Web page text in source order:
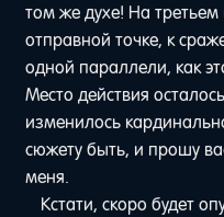
том же духе! На третьем
отправной точке, к
одной параллели, как
Место действия
изменилось
сюжету быть, и прошу
меня.
Кстати, скоро будет